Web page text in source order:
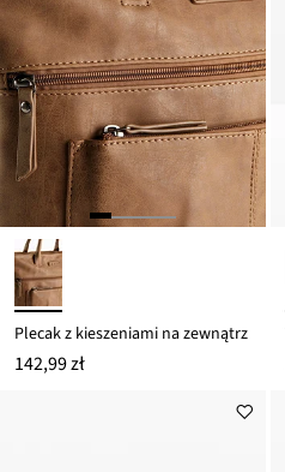
Plecak z kieszeniami na zewnątrz
142,99 zł